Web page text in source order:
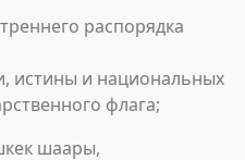
распорядка
истины и национальных
флага;
шаары,